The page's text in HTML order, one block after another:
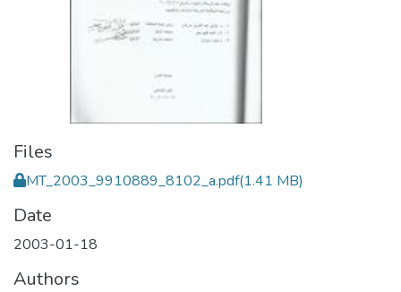
Files
MT_2003_9910889_8102_a.pdf(1.41 MB)
Date
2003-01-18
Authors